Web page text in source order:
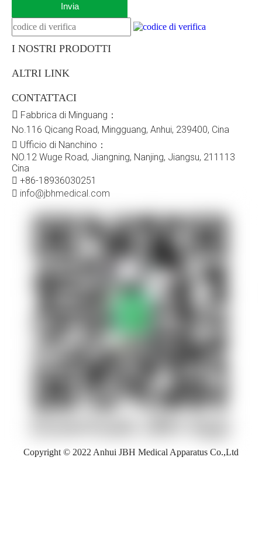
Invia
I NOSTRI PRODOTTI
ALTRI LINK
CONTATTACI
 Fabbrica di Minguang：
No.116 Qicang Road, Mingguang, Anhui, 239400, Cina
 Ufficio di Nanchino：
NO.12 Wuge Road, Jiangning, Nanjing, Jiangsu, 211113
Cina
 +86-18936030251
 info@jbhmedical.com
Copyright © 2022 Anhui JBH Medical Apparatus Co.,Ltd